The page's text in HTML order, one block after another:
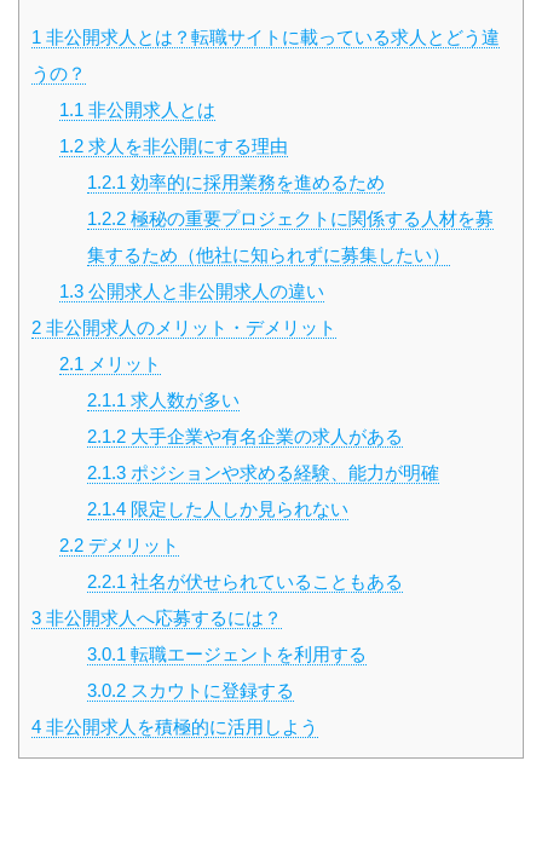
1 非公開求人とは？転職サイトに載っている求人とどう違
うの？
1.1 非公開求人とは
1.2求人を非公開にする理由
1.2.1 効率的に採用業務を進めるため
1.2.2極秘の重要プロジェクトに関係する人材を募
集するため（他社に知られずに募集したい）
1.3公開求人と非公開求人の違い
2 非公開求人のメリット・デメリット
2.1 メリット
2.1.1 求人数が多い
2.1.2大手企業や有名企業の求人がある
2.1.3ポジションや求める経験、能力が明確
2.1.4限定した人しか見られない
2.2デメリット
2.2.1 社名が伏せられていることもある
3 非公開求人へ応募するには？
3.0.1 転職エージェントを利用する
3.0.2スカウトに登録する
4 非公開求人を積極的に活用しよう